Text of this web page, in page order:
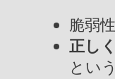
脆弱
正し
とい